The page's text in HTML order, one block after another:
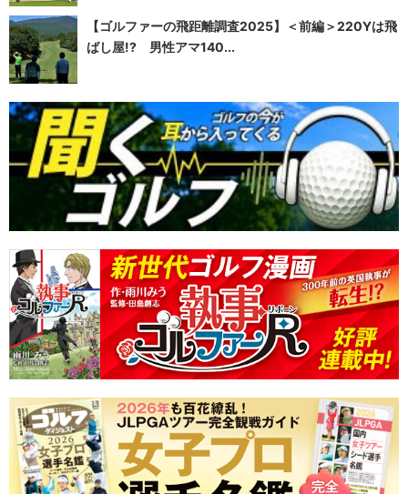
【ゴルファーの飛距離調査2025】＜前編＞220Yは飛
ばし屋!? 男性アマ140...